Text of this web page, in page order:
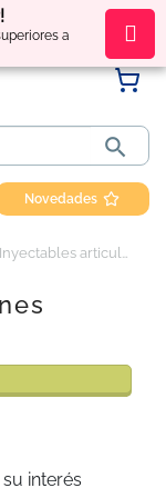
a
compras

Novedades
Inyectables articulaciones
interés